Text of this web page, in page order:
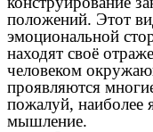
положений. Этот
эмоциональной
находят своё
человеком
проявляются
пожалуй, наиболее
мышление.